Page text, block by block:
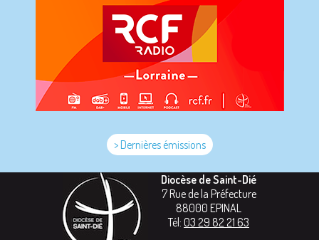
> Dernières émissions
Diocèse de Saint-Dié
7 Rue de la Préfecture
88000 EPINAL
Tél: 03 29 82 21 63